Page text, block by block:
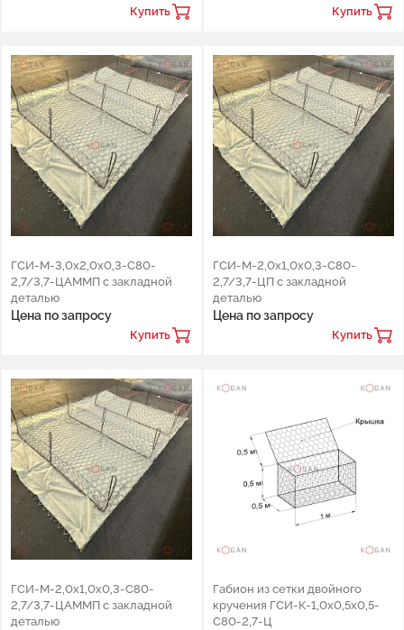
Купить Купить
ГСИ-М-3,0х2,0х0,3-С80-
2,7/3,7-ЦАММП с закладной
деталью
Цена по запросу
Купить
ГСИ-М-2,0х1,0х0,3-С80-
2,7/3,7-ЦП с закладной
деталью
Цена по запросу
Купить
ГСИ-М-2,0х1,0х0,3-С80-
2,7/3,7-ЦАММП с закладной
деталью
Габион из сетки двойного
кручения ГCИ-К-1,0х0,5х0,5-
С80-2,7-Ц